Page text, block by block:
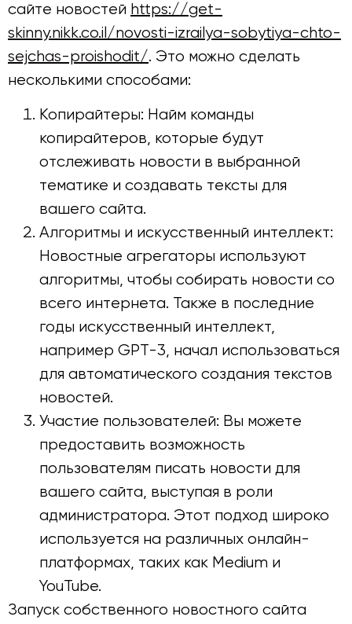
сайте новостей https://get-
skinny.nikk.co.il/novosti-izrailya-sobytiya-chto-
sejchas-proishodit/. Это можно сделать
несколькими способами:
Копирайтеры: Найм команды
копирайтеров, которые будут
отслеживать новости в выбранной
тематике и создавать тексты для
вашего сайта.
Алгоритмы и искусственный интеллект:
Новостные агрегаторы используют
алгоритмы, чтобы собирать новости со
всего интернета. Также в последние
годы искусственный интеллект,
например GPT-3, начал использоваться
для автоматического создания текстов
новостей.
Участие пользователей: Вы можете
предоставить возможность
пользователям писать новости для
вашего сайта, выступая в роли
администратора. Этот подход широко
используется на различных онлайн-
платформах, таких как Medium и
YouTube.
Запуск собственного новостного сайта